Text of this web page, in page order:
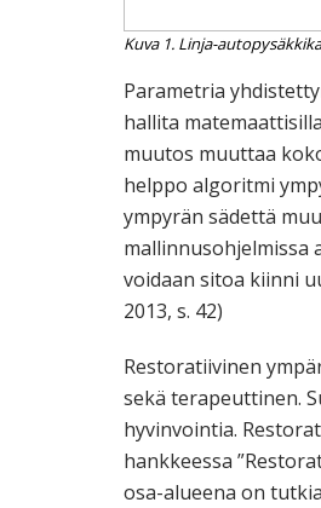
Kuva 1. Linja-
Parametria
hallita
muutos muuttaa
helppo algoritmi
ympyrän sädettä
mallinnusohjelmissa
voidaan sitoa kiinni
2013, s. 42)
Restoratiivinen
sekä terapeuttinen.
hyvinvointia.
hankkeessa
osa-alueena on